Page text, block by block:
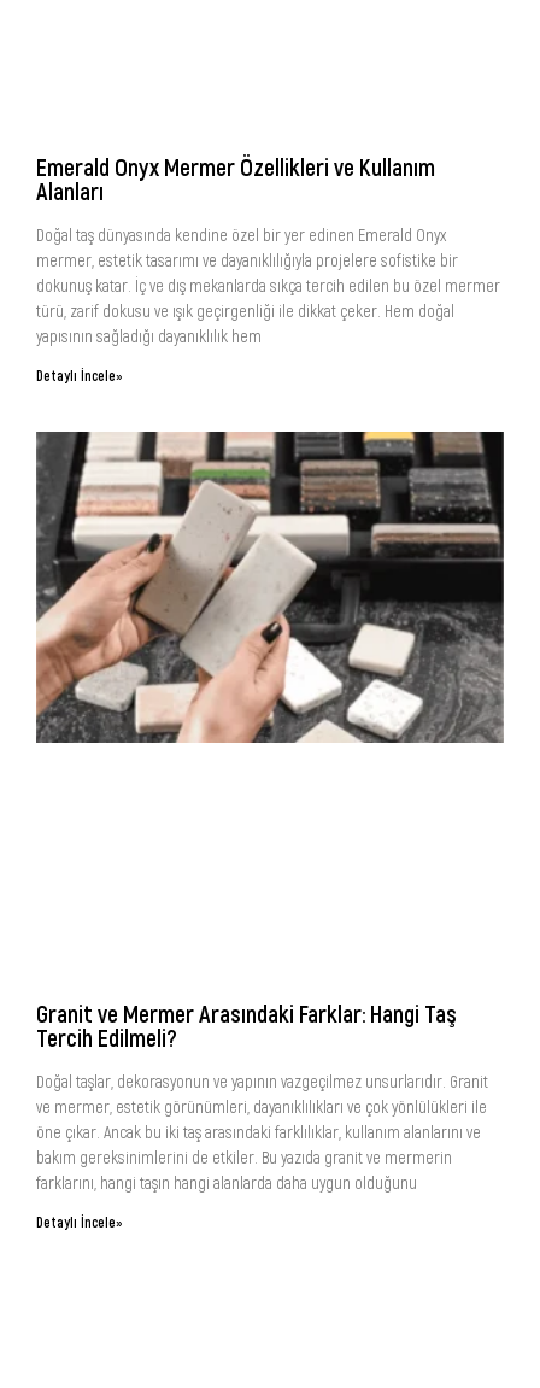
Emerald Onyx Mermer Özellikleri ve Kullanım
Alanları
Doğal taş dünyasında kendine özel bir yer edinen Emerald Onyx
mermer, estetik tasarımı ve dayanıklılığıyla projelere sofistike bir
dokunuş katar. İç ve dış mekanlarda sıkça tercih edilen bu özel mermer
türü, zarif dokusu ve ışık geçirgenliği ile dikkat çeker. Hem doğal
yapısının sağladığı dayanıklılık hem
Detaylı İncele»
Granit ve Mermer Arasındaki Farklar: Hangi Taş
Tercih Edilmeli?
Doğal taşlar, dekorasyonun ve yapının vazgeçilmez unsurlarıdır. Granit
ve mermer, estetik görünümleri, dayanıklılıkları ve çok yönlülükleri ile
öne çıkar. Ancak bu iki taş arasındaki farklılıklar, kullanım alanlarını ve
bakım gereksinimlerini de etkiler. Bu yazıda granit ve mermerin
farklarını, hangi taşın hangi alanlarda daha uygun olduğunu
Detaylı İncele»